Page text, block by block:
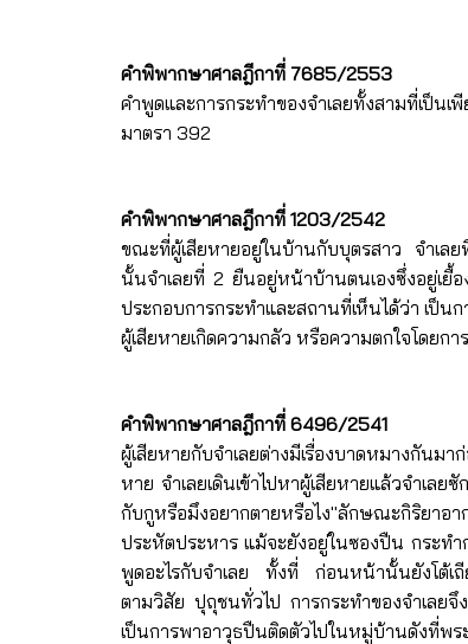
คำพิพากษาศาลฎีกาที่ 7685/2553
คำพูดและการกระทำของจำเลยทั้งสามที่เป็น
มาตรา 392
คำพิพากษาศาลฎีกาที่ 1203/2542
ขณะที่ผู้เสียหายอยู่ในบ้านกับบุตรสาว จำเลย
นั้นจำเลยที่ 2 ยืนอยู่หน้าบ้านตนเองซึ่งอยู่เยื้
ประกอบการกระทำและสถานที่เห็นได้ว่า เป็น
ผู้เสียหายเกิดความกลัว หรือความตกใจโดยก
คำพิพากษาศาลฎีกาที่ 6496/2541
ผู้เสียหายกับจำเลยต่างมีเรื่องบาดหมางกันม
หาย จำเลยเดินเข้าไปหาผู้เสียหายแล้วจำเล
กับกูหรือมึงอยากตายหรือไง"ลักษณะกิริยาอา
ประหัตประหาร แม้จะยังอยู่ในซองปืน กระท
พูดอะไรกับจำเลย ทั้งที่ ก่อนหน้านั้นยังโต้เถี
ตามวิสัย ปุถุชนทั่วไป การกระทำของจำเลย
เป็นการพาอาวุธปืนติดตัวไปในหมู่บ้านดังที่พ